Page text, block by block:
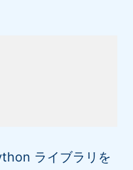
ライブラリを